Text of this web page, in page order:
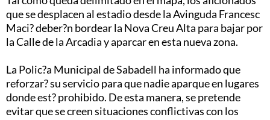
que se desplacen al estadio desde la Avinguda Francesc
Maci? deber?n bordear la Nova Creu Alta para bajar por
la Calle de la Arcadia y aparcar en esta nueva zona.
La Polic?a Municipal de Sabadell ha informado que
reforzar? su servicio para que nadie aparque en lugares
donde est? prohibido. De esta manera, se pretende
evitar que se creen situaciones conflictivas con los